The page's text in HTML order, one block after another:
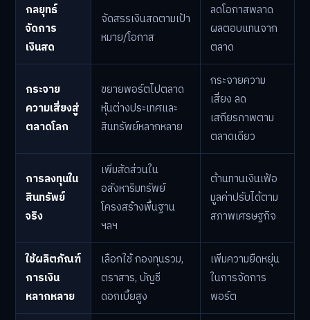
กลยุทธ์
จัดการ
เงินสด
จัดสรรเงินสดตามเป้า
หมาย/โอกาส
ลดโอกาสพลาด
ผลตอบแทนจาก
ตลาด
กระจาย
ความเสี่ยงสู่
ตลาดโลก
ขยายพอร์ตไปตลาด
หุ้นต่างประเทศและ
สินทรัพย์หลากหลาย
กระจายความ
เสี่ยง ลด
เสถียรภาพตาม
ตลาดเดียว
การลงทุนใน
สินทรัพย์
จริง
เพิ่มสัดส่วนใน
อสังหาริมทรัพย์
โครงสร้างพื้นฐาน
ฯลฯ
ต้านทานเงินเฟ้อ
มูลค่าปรับได้ตาม
สภาพเศรษฐกิจ
ใช้ผลิตภัณฑ์
การเงิน
หลากหลาย
เลือกใช้ กองทุนรวม,
ตราสาร, บัญชี
ดอกเบี้ยสูง
เพิ่มความยืดหยุ่น
ในการจัดการ
พอร์ต